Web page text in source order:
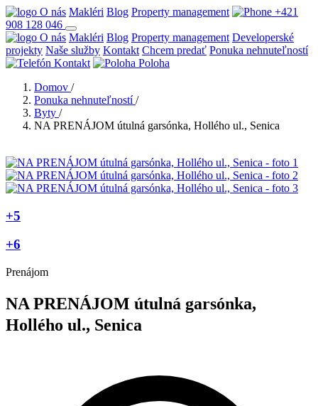
O nás Makléri Blog Property management
+421
908 128 046
O nás Makléri Blog Property management Developerské
projekty Naše služby Kontakt Chcem predať Ponuka nehnuteľností
Kontakt
Poloha
Domov /
Ponuka nehnuteľností /
Byty /
NA PRENÁJOM útulná garsónka, Hollého ul., Senica
+5
+6
Prenájom
NA PRENÁJOM útulná garsónka,
Hollého ul., Senica